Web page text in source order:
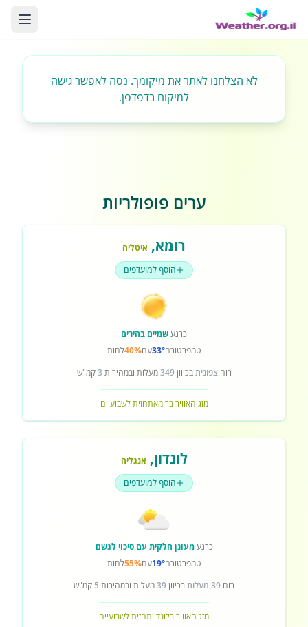
לא הצלחנו לאתר את מיקומך. נסה לאפשר גישה
למיקום בדפדפן.
ערים פופולריות
רומא, איטליה
הוסף למועדפים
כרגעשמיים בהירים
טמפרטורה33°עם40%לחות
רוחצפוניתבכיוון349מעלות ובמהירות 3קמ"ש
מזג האוויר ברומאתחזית לשבועיים
לונדון, אנגליה
הוסף למועדפים
כרגעמעונן חלקית עם סיכוי לגשם
טמפרטורה19°עם55%לחות
רוח 39 מעלות בכיוון39מעלות ובמהירות 5 קמ"ש
מזג האוויר בלונדוןתחזית לשבועיים